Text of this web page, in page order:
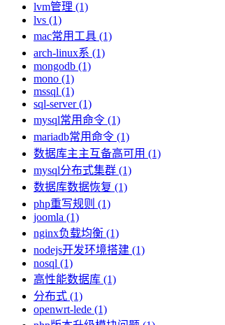
lvm管理 (1)
lvs (1)
mac常用工具 (1)
arch-linux系 (1)
mongodb (1)
mono (1)
mssql (1)
sql-server (1)
mysql常用命令 (1)
mariadb常用命令 (1)
数据库主主互备高可用 (1)
mysql分布式集群 (1)
数据库数据恢复 (1)
php重写规则 (1)
joomla (1)
nginx负载均衡 (1)
nodejs开发环境搭建 (1)
nosql (1)
高性能数据库 (1)
分布式 (1)
openwrt-lede (1)